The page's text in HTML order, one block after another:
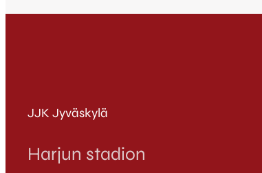
JJK Jyväskylä
Harjun stadion